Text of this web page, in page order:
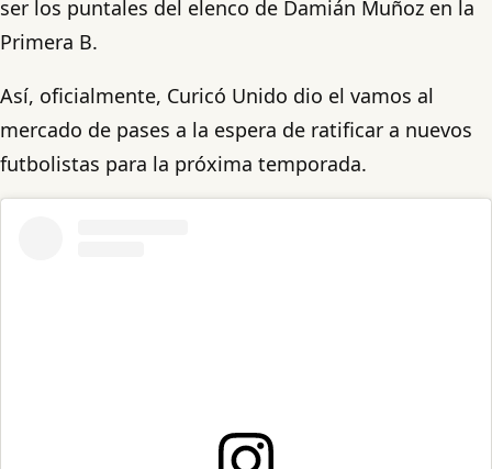
ser los puntales del elenco de Damián Muñoz en la
Primera B.
Así, oficialmente, Curicó Unido dio el vamos al
mercado de pases a la espera de ratificar a nuevos
futbolistas para la próxima temporada.